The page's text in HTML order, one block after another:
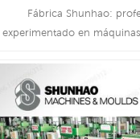
Fábrica Shunhao:
experimentado en
LEE MAS